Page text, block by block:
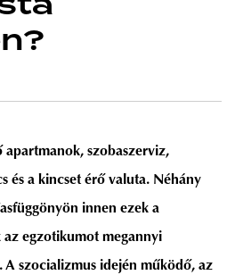
apartmanok, szobaszerviz,
és a kincset érő valuta. Néhány
innen ezek a
egzotikumot megannyi
A szocializmus idején működő, az